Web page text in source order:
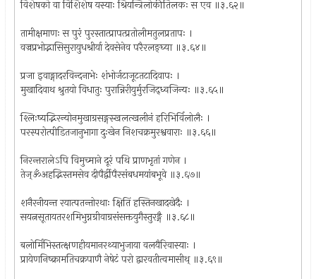
विशेषको वा विशिशेष यस्याः श्रियन्त्रिलोकीतिलकः स एव ॥३.६२॥
तामीक्षमाणः स पुरं पुरस्तात्प्रापत्प्रतोलीमतुलप्रतापः ।
वज्रप्रभोद्भासिसुरायुधश्रीर्या देवसेनेव परैरलङ्घ्या ॥३.६४॥
प्रजा इवाङ्गादरविन्दनाभेः शंभोर्जटाजूटतटादिवापः ।
मुखादिवाथ श्रुतयो विधातुः पुरान्निरीयुर्मुरजिद्ध्वजिन्यः ॥३.६५॥
श्लिःष्यद्भिरन्योनमुखाग्रसङ्गस्खलत्खलीनं हरिभिर्विलोलैः ।
परस्परोत्पीडितजानुभागा दुःखेन निशचक्रमुरश्ववाराः ॥३.६६॥
निरन्तरालेऽपि विमुच्माने दूरं पथि प्राणभृतां गणेन ।
तेज्ॐअहद्भिस्तमसेव दीपैर्द्वीपैरसंबधमयांबभूवे ॥३.६७॥
शनैरनीयन्त रयात्पतन्तोरथाः क्षितिं हस्तिनखादखेदैः ।
सयत्नसूतायतरशमिभुग्नग्रीवाग्रसंसक्तयुगैस्तुरङ्गै ॥३.६८॥
बलोर्मिभिस्तत्क्षणहीयमानरथ्याभुजाया वलयैरिवास्याः ।
प्रायेणनिष्क्रामतिचक्रपाणै नेषेटं परो द्वारवतीत्वमासीथ् ॥३.६९॥